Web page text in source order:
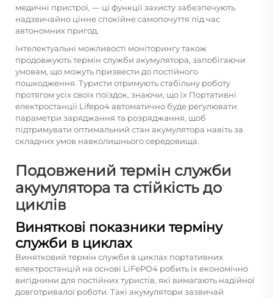
медичні пристрої, — ці функції захисту забезпечують
надзвичайно цінне спокійне самопочуття під час
автономних пригод.
Інтелектуальні можливості моніторингу також
продовжують термін служби акумулятора, запобігаючи
умовам, що можуть призвести до постійного
пошкодження. Туристи отримують стабільну роботу
протягом усіх своїх поїздок, знаючи, що їх Портативні
електростанції Lifepo4автоматично буде регулювати
параметри заряджання та розряджання, щоб
підтримувати оптимальний стан акумулятора навіть за
складних умов навколишнього середовища.
Подовжений термін служби
акумулятора та стійкість до
циклів
Виняткові показники терміну
служби в циклах
Винятковий термін служби в циклах портативних
електростанцій на основі LiFePO4 робить їх економічно
вигідними для постійних туристів, які вимагають надійної
довготривалої роботи. Такі акумулятори зазвичай